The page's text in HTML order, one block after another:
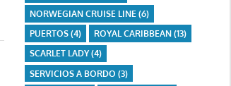
NORWEGIAN CRUISE LINE(6)
PUERTOS(4) ROYAL CARIBBEAN(13)
SCARLET LADY(4)
SERVICIOS A BORDO (3)